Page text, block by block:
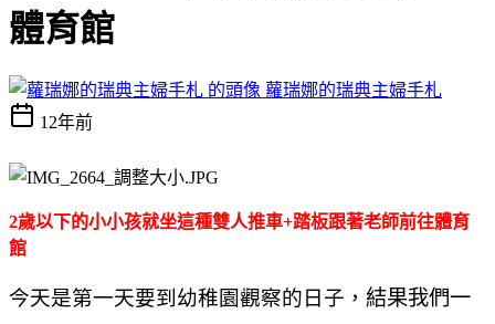
體育館
蘿瑞娜的瑞典主婦手札
12年前
2歲以下的小小孩就坐這種雙人推車+踏板跟著老師前往體育
館
今天是第一天要到幼稚園觀察的日子， 結果我們一